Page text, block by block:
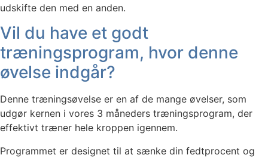
udskifte den med en anden.
Vil du have et godt
træningsprogram, hvor denne
øvelse indgår?
Denne træningsøvelse er en af de mange øvelser, som
udgør kernen i vores 3 måneders træningsprogram, der
effektivt træner hele kroppen igennem.
Programmet er designet til at sænke din fedtprocent og